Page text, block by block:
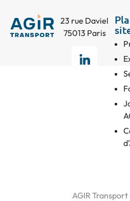
23 rue Daviel
75013 Paris
AGIR